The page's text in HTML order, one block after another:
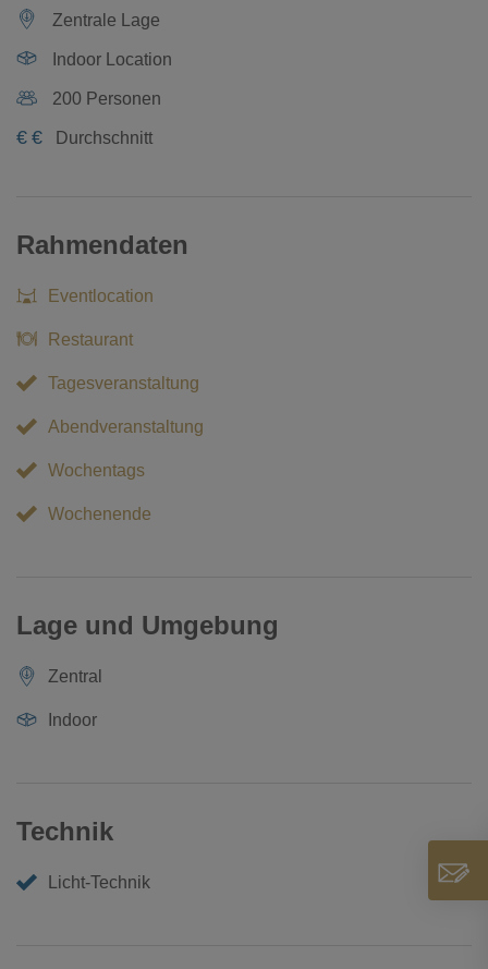
Zentrale Lage
Indoor Location
200 Personen
€ € Durchschnitt
Rahmendaten
Eventlocation
Restaurant
Tagesveranstaltung
Abendveranstaltung
Wochentags
Wochenende
Lage und Umgebung
Zentral
Indoor
Technik
Licht-Technik